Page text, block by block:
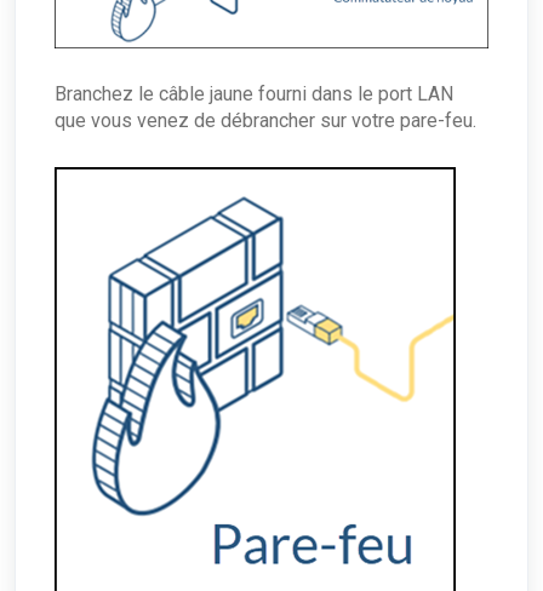
Branchez le câble jaune fourni dans le port LAN
que vous venez de débrancher sur votre pare-feu.